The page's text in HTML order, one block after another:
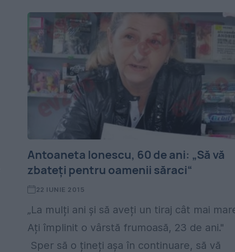
Antoaneta Ionescu, 60 de ani: „Să vă
zbateți pentru oamenii săraci“
22 IUNIE 2015
„La mulți ani și să aveți un tiraj cât mai
Ați împlinit o vârstă frumoasă, 23 de ani."
Sper să o țineți așa în continuare, să vă